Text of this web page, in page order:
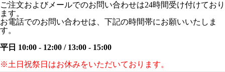
ご注文およびメールでのお問い合わせは24時間受け付けており
ます。
お電話でのお問い合わせは、下記の時間帯にお願いいたしま
す。
平日 10:00 - 12:00 / 13:00 - 15:00
※土日祝祭日はお休みをいただいております。